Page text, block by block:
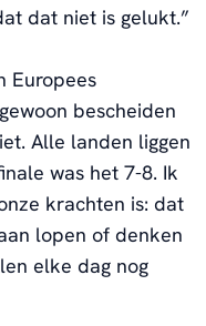
dat niet is gelukt.”
Europees
bescheiden
Alle landen liggen
was het 7-8. Ik
krachten is: dat
lopen of denken
elke dag nog